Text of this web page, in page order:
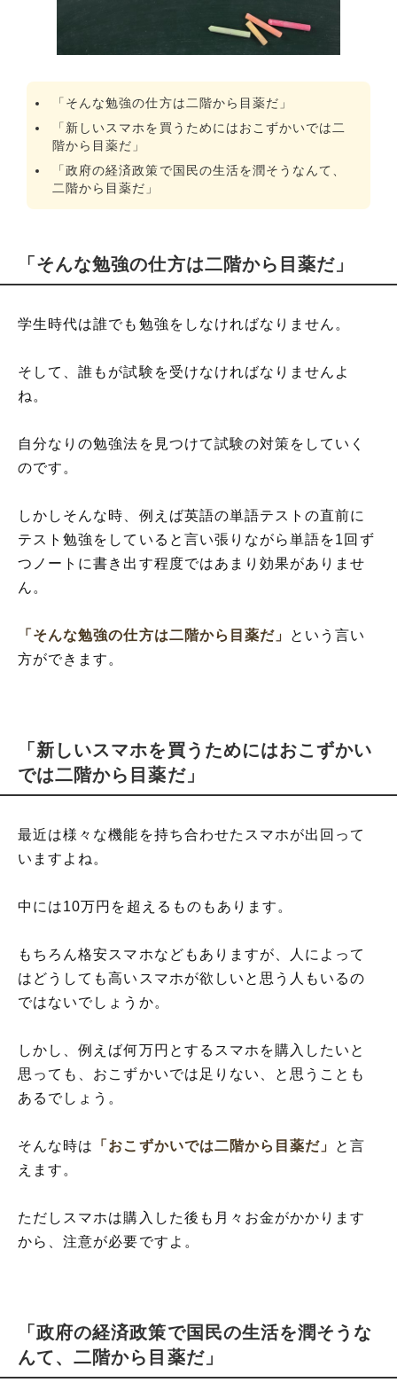
「そんな勉強の仕方は二階から目薬だ」
「新しいスマホを買うためにはおこずかいでは二
階から目薬だ」
「政府の経済政策で国民の生活を潤そうなんて、
二階から目薬だ」
「そんな勉強の仕方は二階から目薬だ」
学生時代は誰でも勉強をしなければなりません。
そして、誰もが試験を受けなければなりませんよ
ね。
自分なりの勉強法を見つけて試験の対策をしていく
のです。
しかしそんな時、例えば英語の単語テストの直前に
テスト勉強をしていると言い張りながら単語を1回ず
つノートに書き出す程度ではあまり効果がありませ
ん。
「そんな勉強の仕方は二階から目薬だ」
という言い
方ができます。
「新しいスマホを買うためにはおこずかい
では二階から目薬だ」
最近は様々な機能を持ち合わせたスマホが出回って
いますよね。
中には10万円を超えるものもあります。
もちろん格安スマホなどもありますが、人によって
はどうしても高いスマホが欲しいと思う人もいるの
ではないでしょうか。
しかし、例えば何万円とするスマホを購入したいと
思っても、おこずかいでは足りない、と思うことも
あるでしょう。
そんな時は 「おこずかいでは二階から目薬だ」 と言
えます。
ただしスマホは購入した後も月々お金がかかります
から、注意が必要ですよ。
「政府の経済政策で国民の生活を潤そうな
んて、二階から目薬だ」